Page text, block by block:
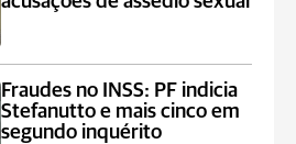
Fraudes no INSS: PF indicia
Stefanutto e mais cinco em
segundo inquérito